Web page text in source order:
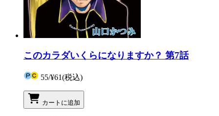
このカラダいくらになりますか？ 第7話
55/¥61(税込)
カートに追加